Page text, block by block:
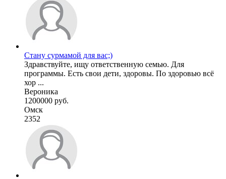
Стану сурмамой для вас;)
Здравствуйте, ищу ответственную семью. Для
программы. Есть свои дети, здоровы. По здоровью всё
хор ...
Вероника
1200000 руб.
Омск
2352